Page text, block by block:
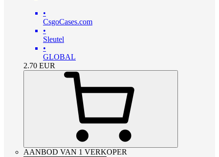
•
CsgoCases.com
•
Sleutel
•
GLOBAL
2.70 EUR
AANBOD VAN 1 VERKOPER